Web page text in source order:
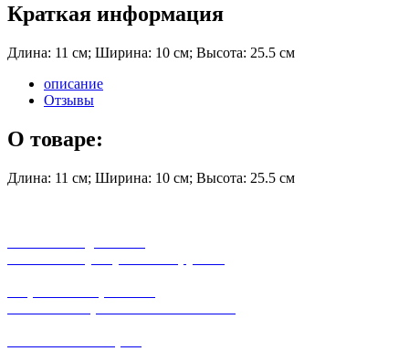
Краткая информация
Длина: 11 см; Ширина: 10 см; Высота: 25.5 см
описание
Отзывы
О товаре:
Длина: 11 см; Ширина: 10 см; Высота: 25.5 см